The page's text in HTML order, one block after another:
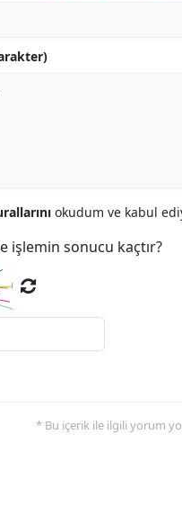
okudum ve kabul
işlemin sonucu kaçtır?
* Bu içerik ile ilgili yorum